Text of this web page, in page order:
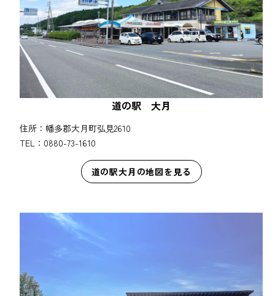
道の駅 大月
住所：幡多郡大月町弘見2610
TEL：0880-73-1610
道の駅大月の地図を見る